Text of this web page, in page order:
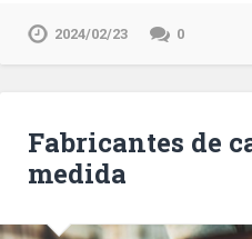
2024/02/23 0
Fabricantes de
medida